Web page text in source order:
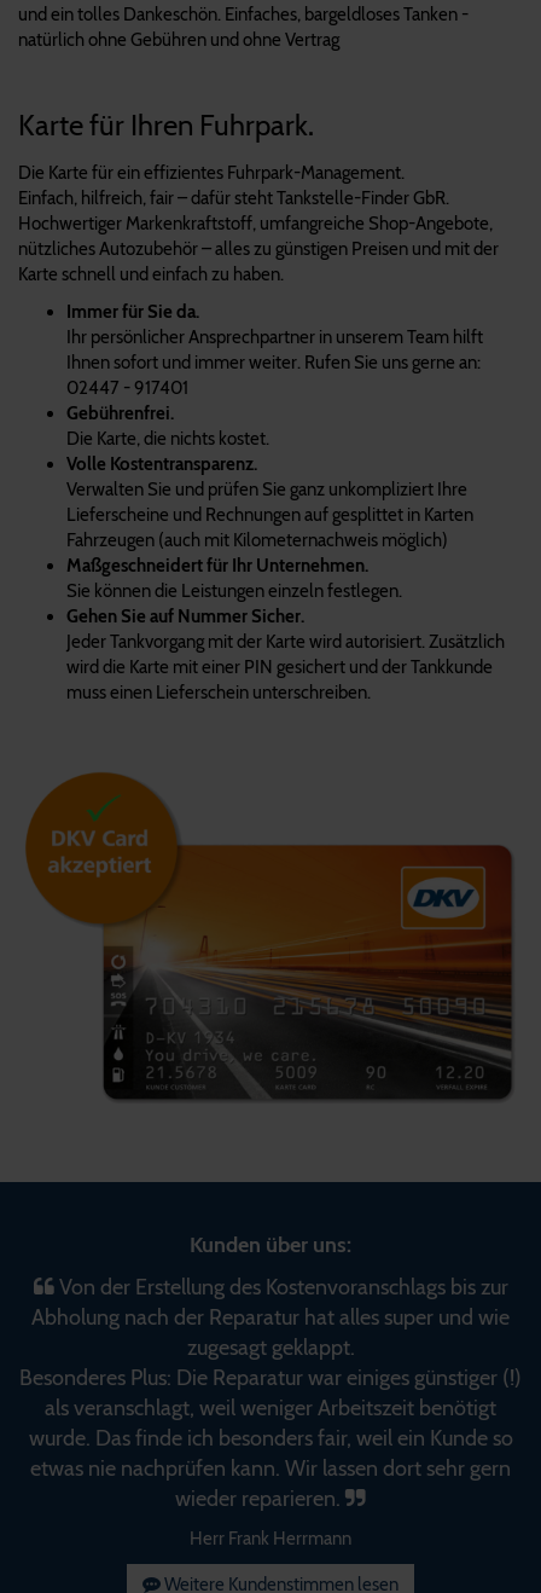
und ein tolles Dankeschön. Einfaches, bargeldloses Tanken -
natürlich ohne Gebühren und ohne Vertrag
Karte für Ihren Fuhrpark.
Die Karte für ein effizientes Fuhrpark-Management.
Einfach, hilfreich, fair – dafür steht Tankstelle-Finder GbR.
Hochwertiger Markenkraftstoff, umfangreiche Shop-Angebote,
nützliches Autozubehör – alles zu günstigen Preisen und mit der
Karte schnell und einfach zu haben.
Immer für Sie da.
Ihr persönlicher Ansprechpartner in unserem Team hilft
Ihnen sofort und immer weiter. Rufen Sie uns gerne an:
02447 - 917401
Gebührenfrei.
Die Karte, die nichts kostet.
Volle Kostentransparenz.
Verwalten Sie und prüfen Sie ganz unkompliziert Ihre
Lieferscheine und Rechnungen auf gesplittet in Karten
Fahrzeugen (auch mit Kilometernachweis möglich)
Maßgeschneidert für Ihr Unternehmen.
Sie können die Leistungen einzeln festlegen.
Gehen Sie auf Nummer Sicher.
Jeder Tankvorgang mit der Karte wird autorisiert. Zusätzlich
wird die Karte mit einer PIN gesichert und der Tankkunde
muss einen Lieferschein unterschreiben.
Kunden über uns:
Von der Erstellung des Kostenvoranschlags bis zur
Abholung nach der Reparatur hat alles super und wie
zugesagt geklappt.
Besonderes Plus: Die Reparatur war einiges günstiger (!)
als veranschlagt, weil weniger Arbeitszeit benötigt
wurde. Das finde ich besonders fair, weil ein Kunde so
etwas nie nachprüfen kann. Wir lassen dort sehr gern
wieder reparieren.
Herr Frank Herrmann
Weitere Kundenstimmen lesen